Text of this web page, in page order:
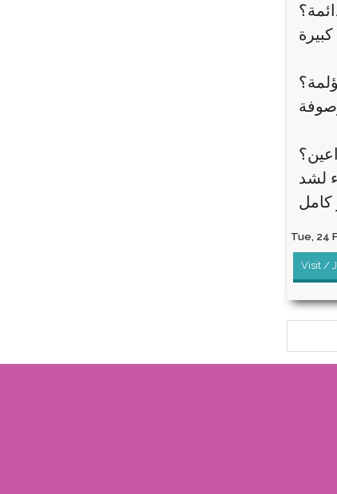
لشد
Tue, 24
Visit /